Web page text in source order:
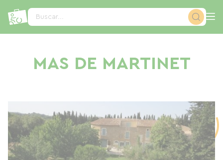
Buscar...
MAS DE MARTINET
Panel de gestión de cookies